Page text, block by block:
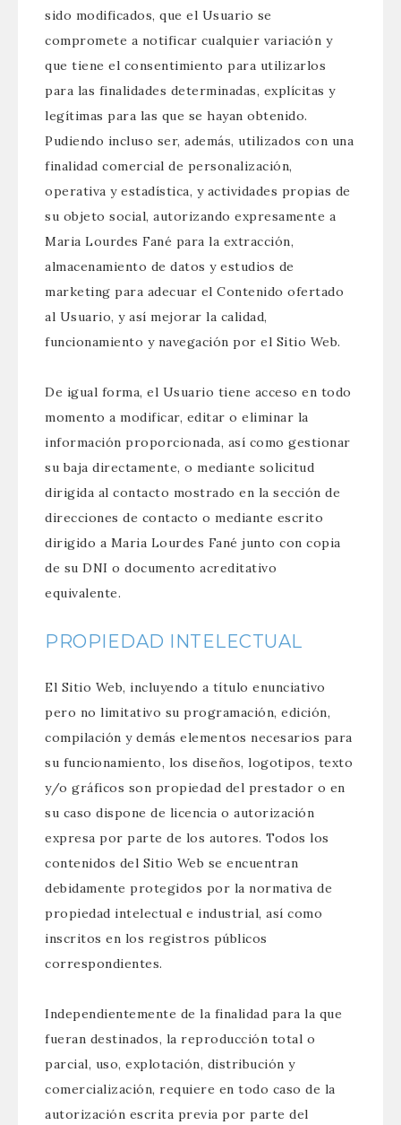
sido modificados, que el Usuario se
compromete a notificar cualquier variación y
que tiene el consentimiento para utilizarlos
para las finalidades determinadas, explícitas y
legítimas para las que se hayan obtenido.
Pudiendo incluso ser, además, utilizados con una
finalidad comercial de personalización,
operativa y estadística, y actividades propias de
su objeto social, autorizando expresamente a
Maria Lourdes Fané para la extracción,
almacenamiento de datos y estudios de
marketing para adecuar el Contenido ofertado
al Usuario, y así mejorar la calidad,
funcionamiento y navegación por el Sitio Web.
De igual forma, el Usuario tiene acceso en todo
momento a modificar, editar o eliminar la
información proporcionada, así como gestionar
su baja directamente, o mediante solicitud
dirigida al contacto mostrado en la sección de
direcciones de contacto o mediante escrito
dirigido a Maria Lourdes Fané junto con copia
de su DNI o documento acreditativo
equivalente.
PROPIEDAD INTELECTUAL
El Sitio Web, incluyendo a título enunciativo
pero no limitativo su programación, edición,
compilación y demás elementos necesarios para
su funcionamiento, los diseños, logotipos, texto
y/o gráficos son propiedad del prestador o en
su caso dispone de licencia o autorización
expresa por parte de los autores. Todos los
contenidos del Sitio Web se encuentran
debidamente protegidos por la normativa de
propiedad intelectual e industrial, así como
inscritos en los registros públicos
correspondientes.
Independientemente de la finalidad para la que
fueran destinados, la reproducción total o
parcial, uso, explotación, distribución y
comercialización, requiere en todo caso de la
autorización escrita previa por parte del